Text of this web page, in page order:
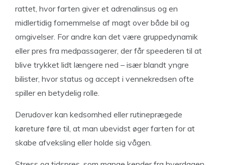
rattet, hvor farten giver et adrenalinsus og en
midlertidig fornemmelse af magt over både bil og
omgivelser. For andre kan det være gruppedynamik
eller pres fra medpassagerer, der får speederen til at
blive trykket lidt længere ned – især blandt yngre
bilister, hvor status og accept i vennekredsen ofte
spiller en betydelig rolle.
Derudover kan kedsomhed eller rutineprægede
køreture føre til, at man ubevidst øger farten for at
skabe afveksling eller holde sig vågen.